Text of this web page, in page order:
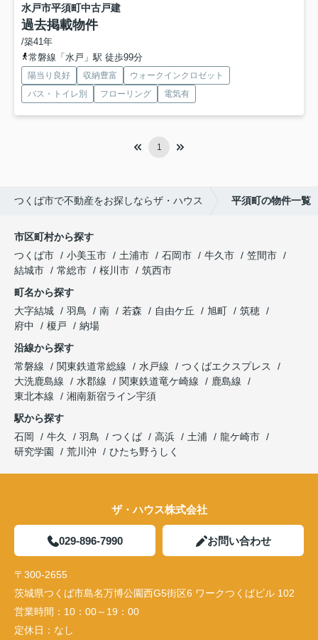
水戸市平須町中古戸建
過去掲載物件
/築41年
常磐線「水戸」駅 徒歩99分
陽当り良好 収納豊富
ウォークインクロゼット
バス・トイレ別
フローリング 電気有
1
つくば市で不動産をお探しならザ・ハウス 平須町の物件一覧
市区町村から探す
つくば市
小美玉市 土浦市 石岡市 牛久市
笠間市
結城市
常総市 桜川市
筑西市
町名から探す
大字結城
羽鳥 南 若森 自由ケ丘 旭町
筑穂
府中
榎戸
納場
沿線から探す
常磐線
関東鉄道常総線 水戸線
つくばエクスプレス
大洗鹿島線
水郡線 関東鉄道竜ケ崎線
鹿島線
東北本線
湘南新宿ライン宇須
駅から探す
石岡
牛久 羽鳥 つくば 高浜 土浦
龍ケ崎市
研究学園
荒川沖 ひたち野うしく
ザ・ハウス株式会社
029-896-7990 お問い合わせ
〒300-2655
茨城県つくば市島名万博公園西G5街区6 ワークつくばビル 102
営業時間： 10：00～19：00
定休日： なし